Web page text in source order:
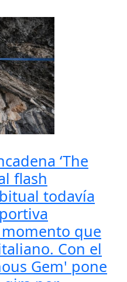
‘The
flash
todavía
que
Con el
Gem' pone